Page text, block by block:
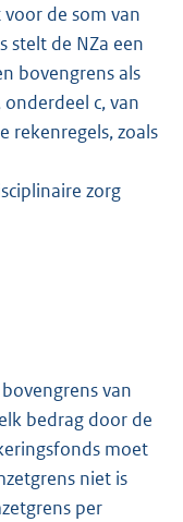
de som van
stelt de NZa een
bovengrens als
c, van
rekenregels, zoals
zorg
van
bedrag door de
moet
niet is
per